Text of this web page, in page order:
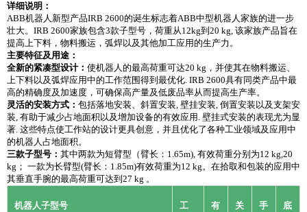
详细说明：
ABB机器人新型产品IRB 2600的诞生标志着ABB中型机器人家族的进一步
壮大。IRB 2600家族包含3款子型号，荷重从12kg到20 kg, 该家族产品旨在
提高上下料，物料搬运，弧焊以及其他加工应用的生产力。
主要特征及用途：
全新的紧凑型设计： 使机器人的最高荷重可达20 kg，并使其在物料搬运、
上下料以及弧焊应用中的工作范围得到最优化. IRB 2600具有同类产品中最
高的精确度及加速度，可确保高产量及低废品率从而提高生产率。
灵活的安装方式： 包括落地安装、斜置安装, 壁挂安装, 倒置安装以及支架安
装, 有助于减少占地面积以及增加设备的有效应用. 壁挂式安装的表现尤为显
著. 这些特点使工作站的设计更具创意，并且优化了各种工业领域及应用中
的机器人占地面积。
三款子型号： 其中两款为短臂型（臂长：1.65m), 有效荷重分别为12 kg,20
kg； 一款为长臂型(臂长：1.85m)有效荷重为12 kg。在拾取和包装的应用中
其垂直手腕的最高荷重可达到27 kg 。
机器人子型号
工
有
关
手
底